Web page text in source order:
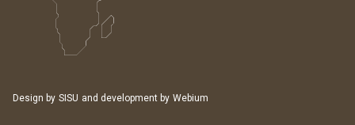
Design by SISU and development by Webium